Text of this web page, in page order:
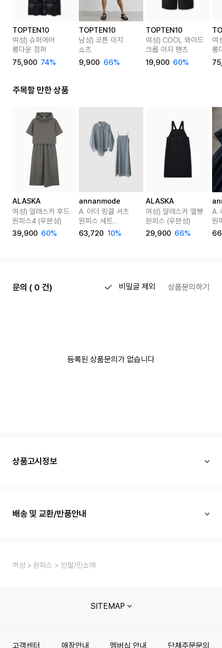
TOPTEN10
여성) 슈퍼에어
롱다운 점퍼
75,900 74%
TOPTEN10
남성) 코튼 이지
쇼츠
9,900 66%
TOPTEN10
여성) COOL 와이드
크롭 이지 팬츠
19,900 60%
여
롱
주목할 만한 상품
ALASKA
여성) 알래스카 후드
원피스4 (우븐성)
39,900 60%
annanmode
A. 아더 링클 셔츠
원피스 세트
[드레스E0119P02]
63,720 10%
ALASKA
여성) 알래스카 멜빵
원피스 (우븐성)
29,900 66%
A.
원
[
문의 ( 0 건) 비밀글 제외 상품문의하기
등록된 상품문의가 없습니다
상품고시정보
배송 및 교환/반품안내
여성 원피스 반팔/민소매
SITEMAP
고객센터 매장안내 멤버십 안내 단체주문문의